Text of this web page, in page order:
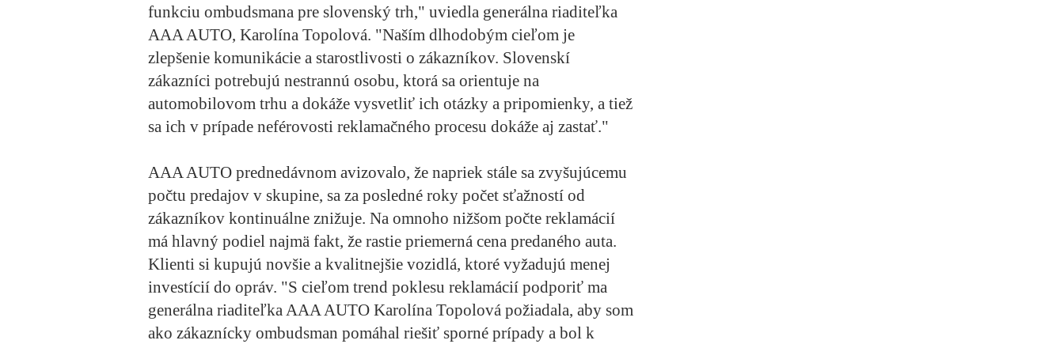
funkciu ombudsmana pre slovenský trh," uviedla generálna riaditeľka
AAA AUTO, Karolína Topolová. "Naším dlhodobým cieľom je
zlepšenie komunikácie a starostlivosti o zákazníkov. Slovenskí
zákazníci potrebujú nestrannú osobu, ktorá sa orientuje na
automobilovom trhu a dokáže vysvetliť ich otázky a pripomienky, a tiež
sa ich v prípade neférovosti reklamačného procesu dokáže aj zastať."
AAA AUTO prednedávnom avizovalo, že napriek stále sa zvyšujúcemu
počtu predajov v skupine, sa za posledné roky počet sťažností od
zákazníkov kontinuálne znižuje. Na omnoho nižšom počte reklamácií
má hlavný podiel najmä fakt, že rastie priemerná cena predaného auta.
Klienti si kupujú novšie a kvalitnejšie vozidlá, ktoré vyžadujú menej
investícií do opráv. "S cieľom trend poklesu reklamácií podporiť ma
generálna riaditeľka AAA AUTO Karolína Topolová požiadala, aby som
ako zákaznícky ombudsman pomáhal riešiť sporné prípady a bol k